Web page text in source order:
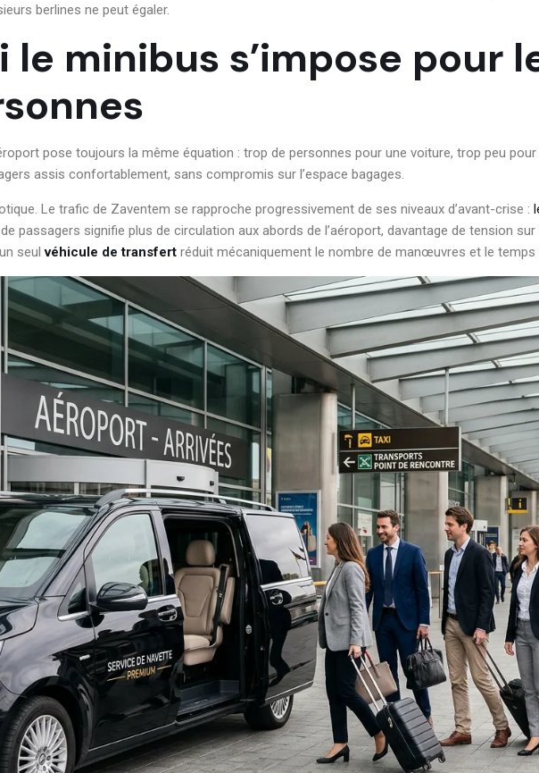
berlines ne peut égaler.
le minibus s’impose pour
pose toujours la même équation : trop de personnes pour une voiture, trop peu
assis confortablement, sans compromis sur l’espace bagages.
Le trafic de Zaventem se rapproche progressivement de ses niveaux d’avant-crise :
de passagers signifie plus de circulation aux abords de l’aéroport, davantage de tension
seulvéhicule de transfert réduit mécaniquement le nombre de manœuvres et le temps